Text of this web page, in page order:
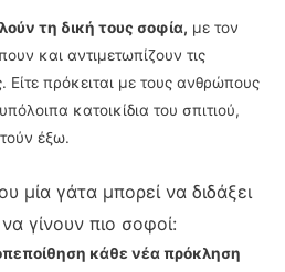
τη δική τους σοφία, με τον
και αντιμετωπίζουν τις
Είτε πρόκειται με τους ανθρώπους
κατοικίδια του σπιτιού,
έξω.
μία γάτα μπορεί να διδάξει
γίνουν πιο σοφοί:
κάθε νέα πρόκληση